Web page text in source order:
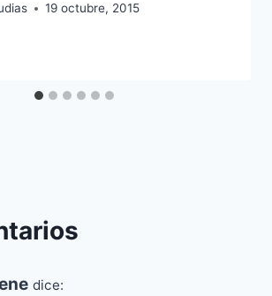
19 octubre, 2015
dice: